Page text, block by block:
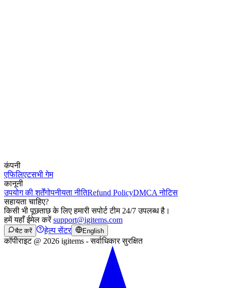
कंपनी
एफिलिएटसभी गेम
कानूनी
उपयोग की शर्तेंगोपनीयता नीतिRefund PolicyDMCA नोटिस
सहायता चाहिए?
किसी भी पूछताछ के लिए हमारी सपोर्ट टीम 24/7 उपलब्ध है।
हमें यहाँ ईमेल करेंsupport@igitems.com
चैट करें हेल्प सेंटर English
कॉपीराइट @ 2026 igitems - सर्वाधिकार सुरक्षित